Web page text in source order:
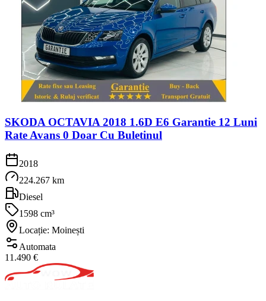
SKODA OCTAVIA 2018 1.6D E6 Garantie 12 Luni
Rate Avans 0 Doar Cu Buletinul
2018
224.267 km
Diesel
1598 cm³
Locație: Moinești
Automata
11.490 €